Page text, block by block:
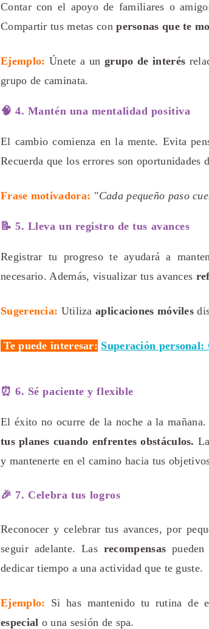
Contar con el apoyo de familiares o
Compartir tus metas conpersonas que te
Ejemplo: Únete a un grupo de interés
grupo de caminata.
🧠 4. Mantén una mentalidad positiva
El cambio comienza en la mente. Evita
Recuerda que los errores son oportunidades
Frase motivadora: "Cada pequeño paso
📝 5. Lleva un registro de tus avances
Registrar tu progreso te ayudará a
necesario. Además, visualizar tus avances
Sugerencia: Utilizaaplicaciones móviles
Te puede interesar: Superación
⏰ 6. Sé paciente y flexible
El éxito no ocurre de la noche a la
tus planes cuando enfrentes obstáculos.
y mantenerte en el camino hacia tus
🎉 7. Celebra tus logros
Reconocer y celebrar tus avances, por
seguir adelante. Las recompensas
dedicar tiempo a una actividad que te guste.
Ejemplo: Si has mantenido tu rutina de
especial o una sesión de spa.